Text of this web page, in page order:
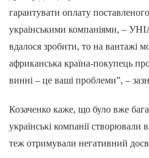
гарантувати оплату
українськими компаніями, –
вдалося зробити, то на вантажі
африканська країна-покупець
винні – це ваші проблеми”, –
Козаченко каже, що було вже
українські компанії
теж отримували негативний